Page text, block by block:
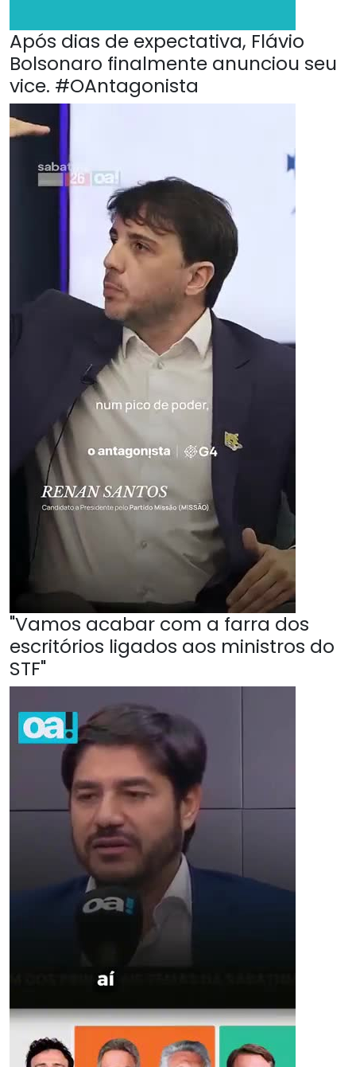
Após dias de expectativa, Flávio
Bolsonaro finalmente anunciou seu
vice. #OAntagonista
"Vamos acabar com a farra dos
escritórios ligados aos ministros do
STF"